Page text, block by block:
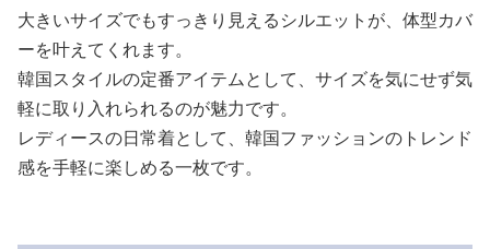
大きいサイズでもすっきり見えるシルエットが、体型カバ
ーを叶えてくれます。
韓国スタイルの定番アイテムとして、サイズを気にせず気
軽に取り入れられるのが魅力です。
レディースの日常着として、韓国ファッションのトレンド
感を手軽に楽しめる一枚です。